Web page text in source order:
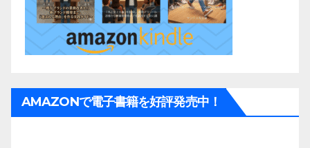
AMAZONで電子書籍を好評発売中！